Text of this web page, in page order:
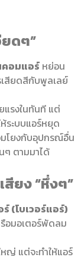
ยดๆ”
อมแอร์ หย่อน
เสียดสีกับพูลเลย์
แรงในทันที แต่
ระบบแอร์หยุด
มโยงกับอุปกรณ์อื่น
ๆ ตามมาได้
ยง “หึ่งๆ”
(โบเวอร์แอร์)
อมอเตอร์พัดลม
ญ่ แต่จะทำให้แอร์